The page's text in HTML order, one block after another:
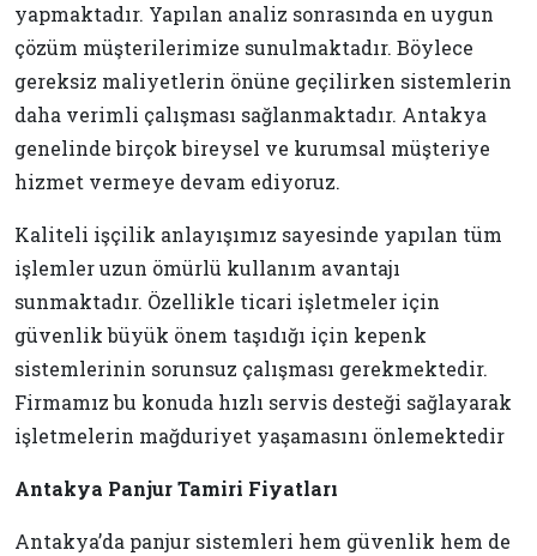
yapmaktadır. Yapılan analiz sonrasında en uygun
çözüm müşterilerimize sunulmaktadır. Böylece
gereksiz maliyetlerin önüne geçilirken sistemlerin
daha verimli çalışması sağlanmaktadır. Antakya
genelinde birçok bireysel ve kurumsal müşteriye
hizmet vermeye devam ediyoruz.
Kaliteli işçilik anlayışımız sayesinde yapılan tüm
işlemler uzun ömürlü kullanım avantajı
sunmaktadır. Özellikle ticari işletmeler için
güvenlik büyük önem taşıdığı için kepenk
sistemlerinin sorunsuz çalışması gerekmektedir.
Firmamız bu konuda hızlı servis desteği sağlayarak
işletmelerin mağduriyet yaşamasını önlemektedir
Antakya Panjur Tamiri Fiyatları
Antakya’da panjur sistemleri hem güvenlik hem de